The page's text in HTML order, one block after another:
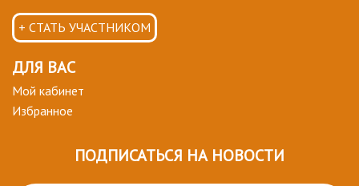
+ СТАТЬ УЧАСТНИКОМ
ДЛЯ ВАС
Мой кабинет
Избранное
ПОДПИСАТЬСЯ НА НОВОСТИ